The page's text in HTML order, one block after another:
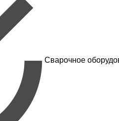
Сварочное